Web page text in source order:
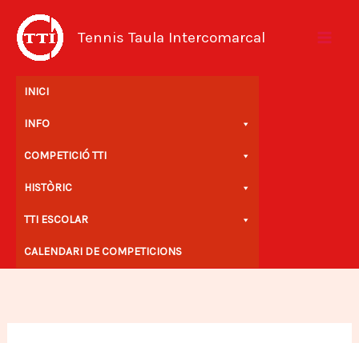
contingut
Tennis Taula Intercomarcal
INICI
INFO
COMPETICIÓ TTI
HISTÒRIC
TTI ESCOLAR
CALENDARI DE COMPETICIONS